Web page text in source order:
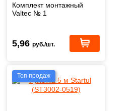
Комплект монтажный
Valtec № 1
5,96 руб./шт.
Топ продаж